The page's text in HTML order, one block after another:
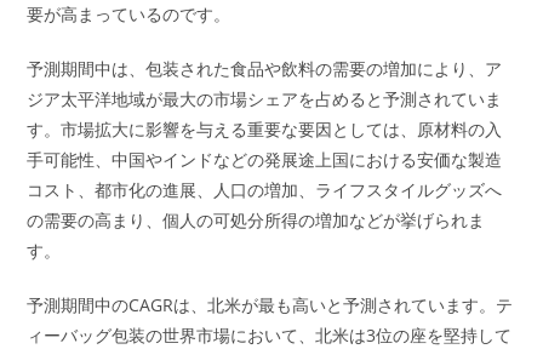
要が高まっているのです。
予測期間中は、包装された食品や飲料の需要の増加により、ア
ジア太平洋地域が最大の市場シェアを占めると予測されていま
す。市場拡大に影響を与える重要な要因としては、原材料の入
手可能性、中国やインドなどの発展途上国における安価な製造
コスト、都市化の進展、人口の増加、ライフスタイルグッズへ
の需要の高まり、個人の可処分所得の増加などが挙げられま
す。
予測期間中のCAGRは、北米が最も高いと予測されています。テ
ィーバッグ包装の世界市場において、北米は3位の座を堅持して